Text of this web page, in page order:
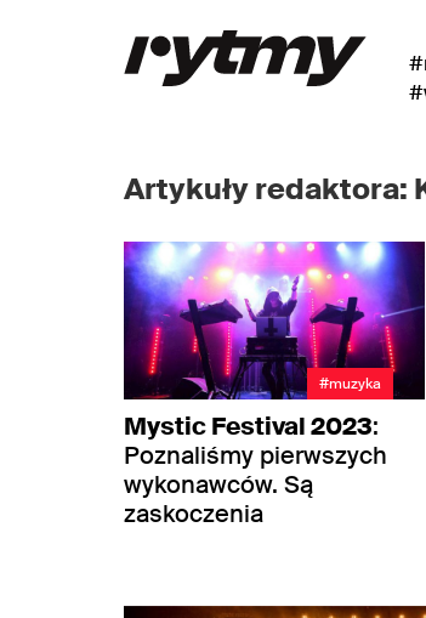
Artykuły redaktora:
#muzyka
Mystic Festival 2023:
Poznaliśmy pierwszych
wykonawców. Są
zaskoczenia